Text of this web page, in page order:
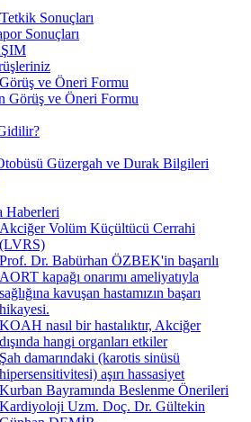
Sonuçları
Sonuçları
ve Öneri Formu
Görüş ve Öneri Formu
Güzergah ve Durak Bilgileri
Haberleri
Akciğer Volüm Küçültücü Cerrahi
(LVRS)
Prof. Dr. Babürhan ÖZBEK'in başarılı
AORT kapağı onarımı ameliyatıyla
sağlığına kavuşan hastamızın başarı
hikayesi.
KOAH nasıl bir hastalıktır, Akciğer
dışında hangi organları etkiler
Şah damarındaki (karotis sinüsü
hipersensitivitesi) aşırı hassasiyet
Kurban Bayramında Beslenme Önerileri
Kardiyoloji Uzm. Doç. Dr. Gültekin